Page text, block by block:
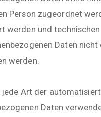
Person zugeordnet
werden und
Daten
werden.
jede Art der
Daten